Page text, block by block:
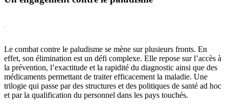
Le combat contre le paludisme se mène sur plusieurs fronts. En
effet, son élimination est un défi complexe. Elle repose sur l’accès à
la prévention, l’exactitude et la rapidité du diagnostic ainsi que des
médicaments permettant de traiter efficacement la maladie. Une
trilogie qui passe par des structures et des politiques de santé ad hoc
et par la qualification du personnel dans les pays touchés.